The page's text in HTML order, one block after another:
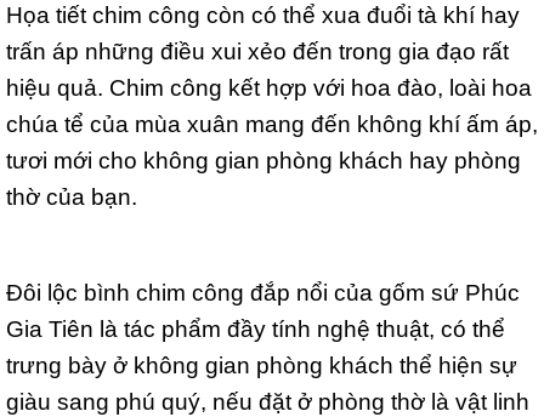
Họa tiết chim công còn có thể xua đuổi tà khí hay
trấn áp những điều xui xẻo đến trong gia đạo rất
hiệu quả. Chim công kết hợp với hoa đào, loài hoa
chúa tể của mùa xuân mang đến không khí ấm áp,
tươi mới cho không gian phòng khách hay phòng
thờ của bạn.
Đôi lộc bình chim công đắp nổi của gốm sứ Phúc
Gia Tiên là tác phẩm đầy tính nghệ thuật, có thể
trưng bày ở không gian phòng khách thể hiện sự
giàu sang phú quý, nếu đặt ở phòng thờ là vật linh